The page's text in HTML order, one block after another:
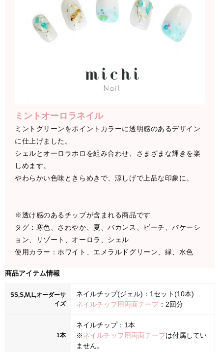
ミントオーロラネイル
ミントグリーンをポイントカラーに透明感のあるデザイン
に仕上げました。
シェルとオーロラホロを組み合わせ、さまざまな輝きを楽
しめます。
やわらかい色味ときらめきで、涼しげで上品な印象に。
※透け感のあるチップが含まれる商品です
タグ：寒色、さわやか、夏、バカンス、ビーチ、バケーシ
ョン、リゾート、オーロラ、シェル
使用カラー：ホワイト、エメラルドグリーン、緑、水色
商品アイテム情報
SS,S,M,L,オーダーサ
イズ
ネイルチップ(ジェル)：1セット(10本)
ネイルチップ用両面テープ：2回分
1本
ネイルチップ：1本
※ネイルチップ用両面テープは付属してい
ません。